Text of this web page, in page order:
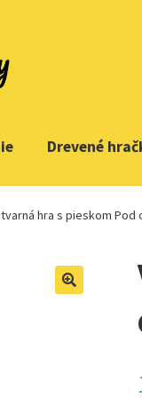
Drevené
hra s pieskom